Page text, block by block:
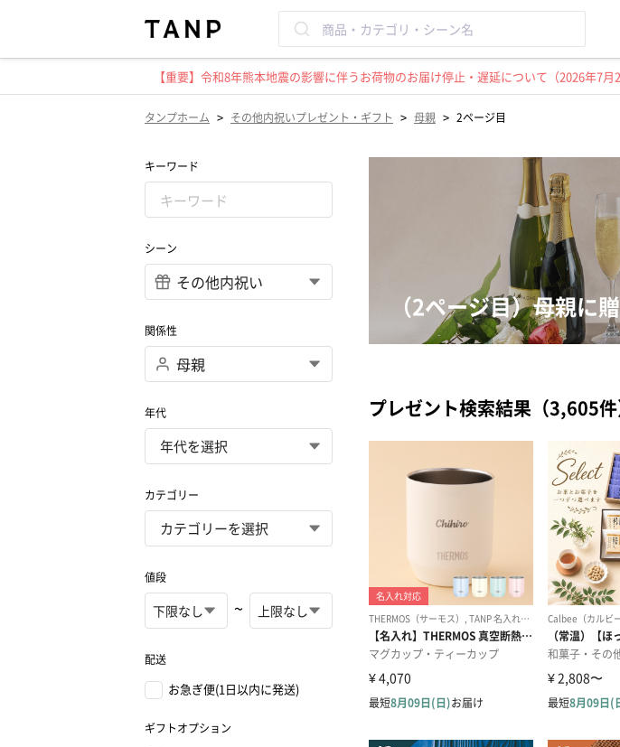
【重要】令和8年熊本地震の影響に伴うお荷物のお届け停止・遅延について（2026年7月
タンプホーム > その他内祝いプレゼント・ギフト > 母親 > 2ページ目
キーワード
シーン
関係性
年代
カテゴリー
値段
~
配送
お急ぎ便(1日以内に発送)
ギフトオプション
（2ページ目）母親に
プレゼント検索結果（3,605件